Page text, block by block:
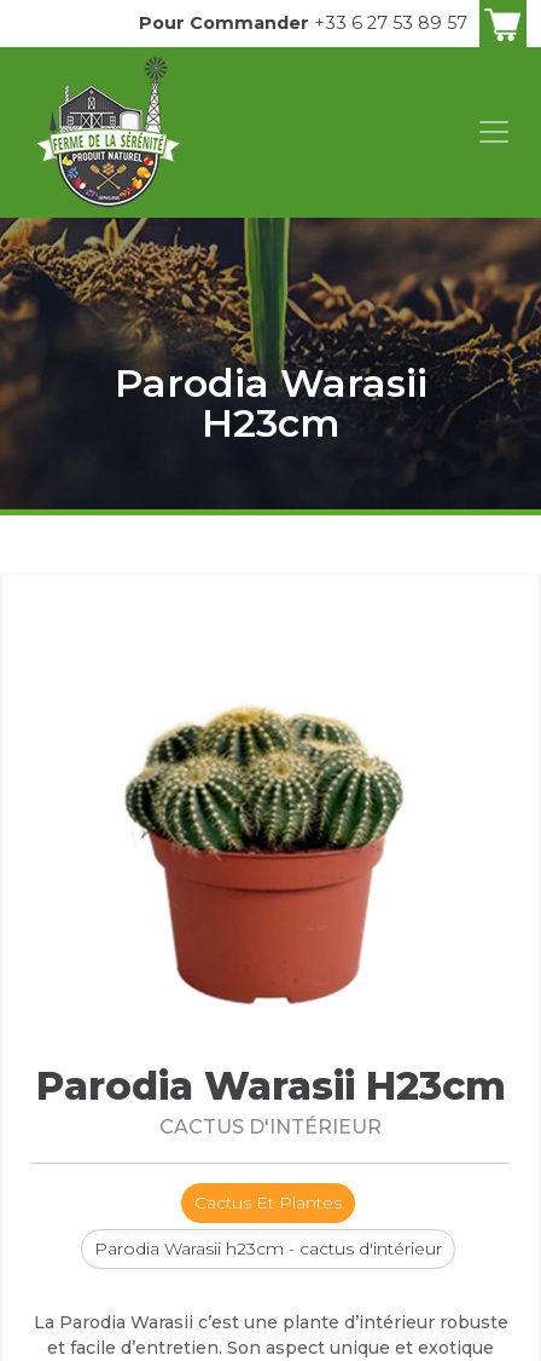
Pour Commander +33 6 27 53 89 57
Parodia Warasii
H23cm
Parodia Warasii H23cm
CACTUS D'INTÉRIEUR
Cactus Et Plantes
Parodia Warasii h23cm - cactus d'intérieur
La Parodia Warasii c’est une plante d’intérieur robuste
et facile d’entretien. Son aspect unique et exotique